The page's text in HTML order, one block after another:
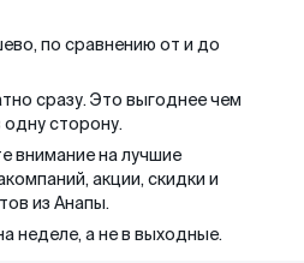
по сравнению от и до
сразу. Это выгоднее чем
сторону.
внимание на лучшие
акции, скидки и
из Анапы.
неделе, а не в выходные.